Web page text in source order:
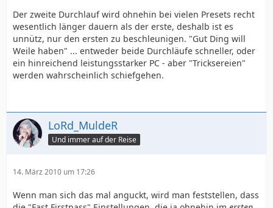
Der zweite Durchlauf wird ohnehin bei vielen Presets recht
wesentlich länger dauern als der erste, deshalb ist es
unnütz, nur den ersten zu beschleunigen. "Gut Ding will
Weile haben" ... entweder beide Durchläufe schneller, oder
ein hinreichend leistungsstarker PC - aber "Tricksereien"
werden wahrscheinlich schiefgehen.
LoRd_MuldeR
Und immer auf der Reise
14. März 2010 um 17:26
Wenn man sich das mal anguckt, wird man feststellen, dass